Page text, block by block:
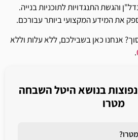
והגשת התנגדויות לתוכניות בנייה.
את המידע המקצועי ביותר עבורכם.
אנחנו כאן בשבילכם, ללא עלות וללא
.
בנושא היטל השבחה
מטרו